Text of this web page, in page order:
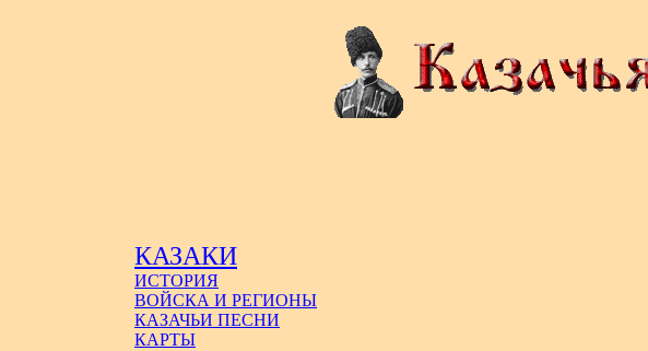
КАЗАКИ
ИСТОРИЯ
ВОЙСКА И РЕГИОНЫ
КАЗАЧЬИ ПЕСНИ
КАРТЫ